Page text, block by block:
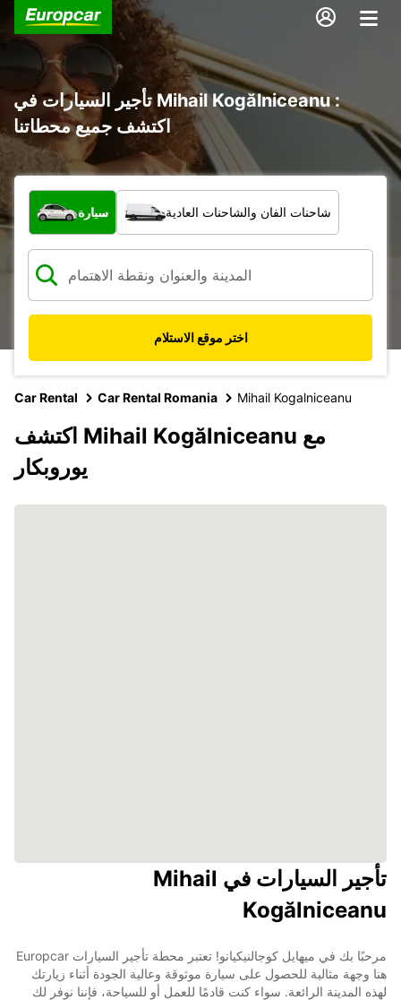
تأجير السيارات في Mihail Kogălniceanu :
اكتشف جميع محطاتنا
ما نوع المركبة؟
سيارة شاحنات الفان والشاحنات العادية
اختر موقع الاستلام
Car Rental Car Rental Romania Mihail Kogalniceanu
اكتشف Mihail Kogălniceanu مع
يوروبكار
تأجير السيارات في Mihail
Kogălniceanu
مرحبًا بك في ميهايل كوجالنيكيانو! تعتبر محطة تأجير السيارات Europcar
هنا وجهة مثالية للحصول على سيارة موثوقة وعالية الجودة أثناء زيارتك
لهذه المدينة الرائعة. سواء كنت قادمًا للعمل أو للسياحة، فإننا نوفر لك